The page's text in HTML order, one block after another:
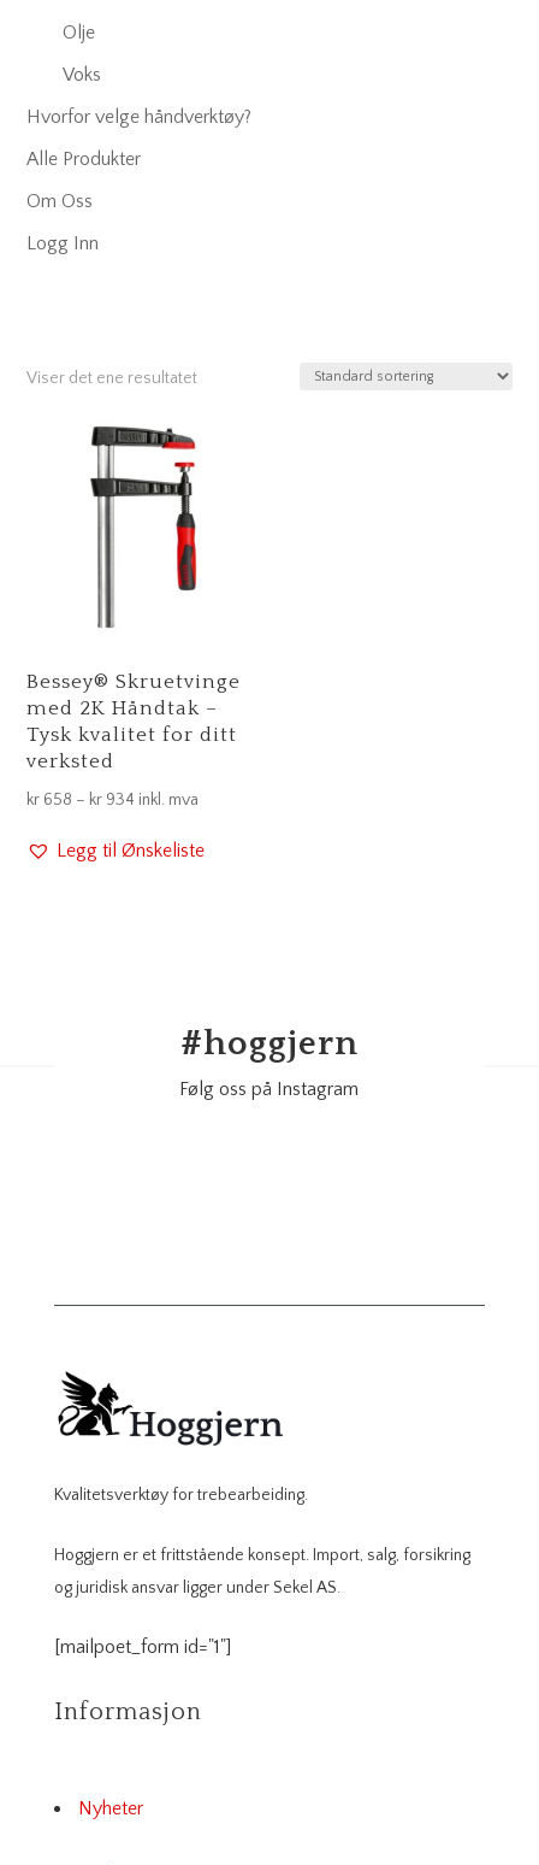
Olje
Voks
Hvorfor velge håndverktøy?
Alle Produkter
Om Oss
Logg Inn
Viser det ene resultatet
Bessey® Skruetvinge
med 2K Håndtak –
Tysk kvalitet for ditt
verksted
kr 658 – kr 934 Prisområde:
til
inkl. mva
Legg til Ønskeliste
#hoggjern
Følg oss på Instagram
Kvalitetsverktøy for trebearbeiding.
Hoggjern er et frittstående konsept. Import, salg, forsikring
og juridisk ansvar ligger under Sekel AS.
[mailpoet_form id="1"]
Informasjon
Nyheter